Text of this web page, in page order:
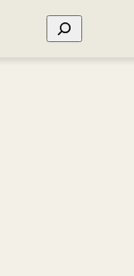
Suchen